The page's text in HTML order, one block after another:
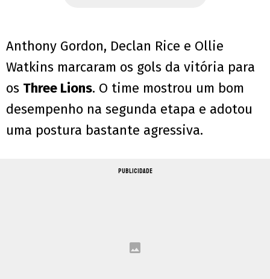
Anthony Gordon, Declan Rice e Ollie
Watkins marcaram os gols da vitória para
os Three Lions. O time mostrou um bom
desempenho na segunda etapa e adotou
uma postura bastante agressiva.
PUBLICIDADE